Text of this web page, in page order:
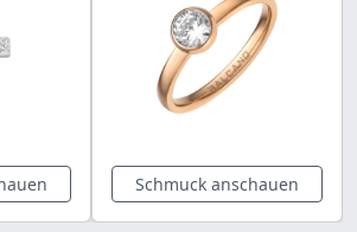
Schmuck anschauen